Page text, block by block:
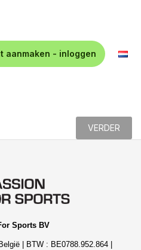
aanmaken - inloggen
VERDER
Sports BV
| BTW : BE0788.952.864 |